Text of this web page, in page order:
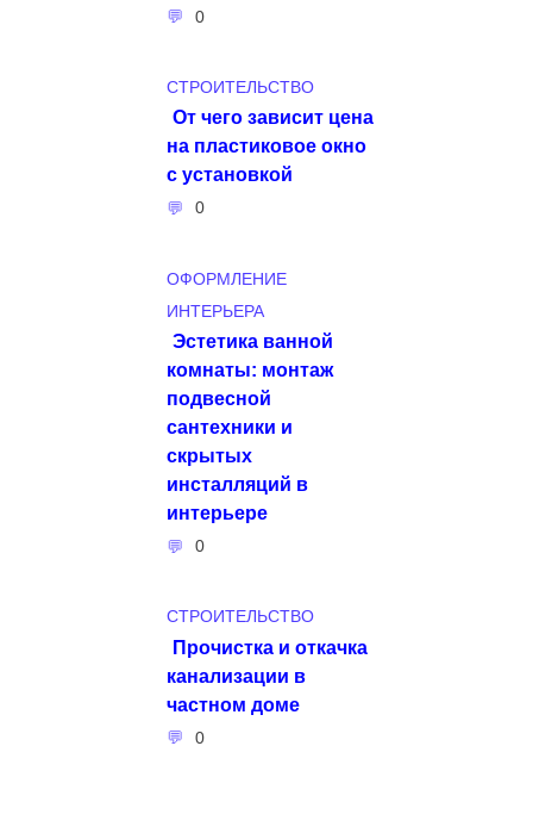
0
СТРОИТЕЛЬСТВО
От чего зависит цена
на пластиковое окно
с установкой
0
ОФОРМЛЕНИЕ
ИНТЕРЬЕРА
Эстетика ванной
комнаты: монтаж
подвесной
сантехники и
скрытых
инсталляций в
интерьере
0
СТРОИТЕЛЬСТВО
Прочистка и откачка
канализации в
частном доме
0